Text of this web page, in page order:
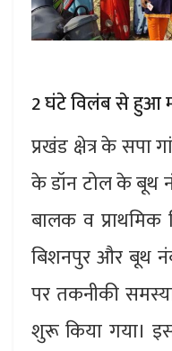
2 घंटे विलंब से हुआ
प्रखंड क्षेत्र के सपा
के डॉन टोल के बूथ
बालक व प्राथमिक
बिशनपुर और बूथ
पर तकनीकी
शुरू किया गया।